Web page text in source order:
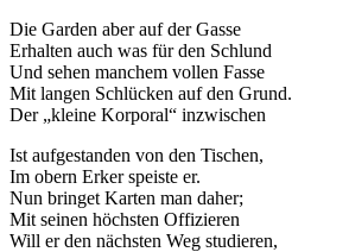
Die Garden aber auf der Gasse
Erhalten auch was für den Schlund
Und sehen manchem vollen Fasse
Mit langen Schlücken auf den Grund.
Der „kleine Korporal“ inzwischen
Ist aufgestanden von den Tischen,
Im obern Erker speiste er.
Nun bringet Karten man daher;
Mit seinen höchsten Offizieren
Will er den nächsten Weg studieren,